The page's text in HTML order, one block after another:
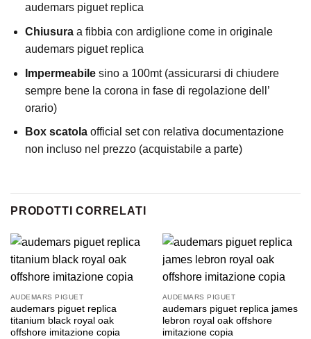
audemars piguet replica
Chiusuraa fibbia con ardiglione come in originale
audemars piguet replica
Impermeabilesino a 100mt (assicurarsi di chiudere
sempre bene la corona in fase di regolazione dell’
orario)
Box scatolaofficial set con relativa documentazione
non incluso nel prezzo (acquistabile a parte)
PRODOTTI CORRELATI
AUDEMARS PIGUET
audemars piguet replica
titanium black royal oak
offshore imitazione copia
AUDEMARS PIGUET
audemars piguet replica james
lebron royal oak offshore
imitazione copia